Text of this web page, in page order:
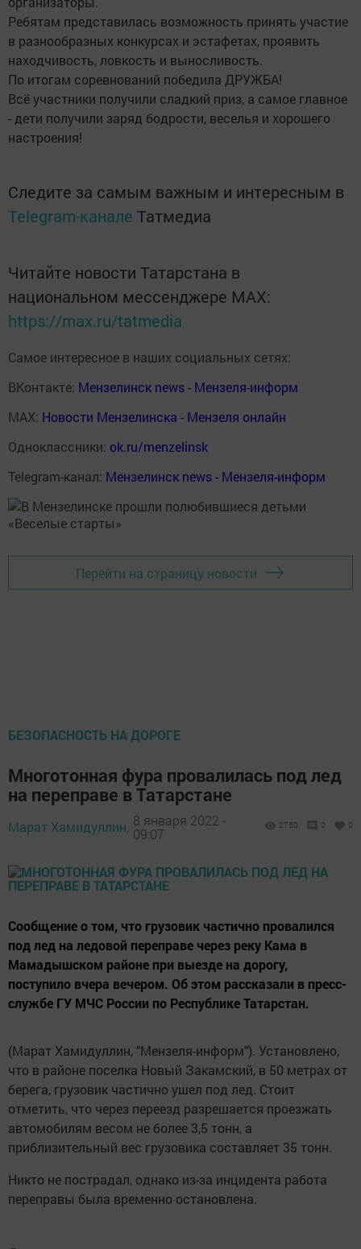
Ребятам представилась возможность принять участие
в разнообразных конкурсах и эстафетах, проявить
находчивость, ловкость и выносливость.
По итогам соревнований победила ДРУЖБА!
Всё участники получили сладкий приз, а самое главное
- дети получили заряд бодрости, веселья и хорошего
настроения!
Следите за самым важным и интересным в
Telegram-канале Татмедиа
Читайте новости Татарстана в
национальном мессенджере MАХ:
https://max.ru/tatmedia
Самое интересное в наших социальных сетях:
ВКонтакте: Мензелинск news - Мензеля-информ
MAX: Новости Мензелинска - Мензеля онлайн
Одноклассники: ok.ru/menzelinsk
Telegram-канал: Мензелинск news - Мензеля-информ
Перейти на страницу новости
БЕЗОПАСНОСТЬ НА ДОРОГЕ
Многотонная фура провалилась под лед
на переправе в Татарстане
Марат Хамидуллин, 8 января 2022 -
09:07
2750 0 0
Сообщение о том, что грузовик частично провалился
под лед на ледовой переправе через реку Кама в
Мамадышском районе при выезде на дорогу,
поступило вчера вечером. Об этом рассказали в пресс-
службе ГУ МЧС России по Республике Татарстан.
(Марат Хамидуллин, "Мензеля-информ"). Установлено,
что в районе поселка Новый Закамский, в 50 метрах от
берега, грузовик частично ушел под лед. Стоит
отметить, что через переезд разрешается проезжать
автомобилям весом не более 3,5 тонн, а
приблизительный вес грузовика составляет 35 тонн.
Никто не пострадал, однако из-за инцидента работа
переправы была временно остановлена.